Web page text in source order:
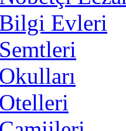
Evleri